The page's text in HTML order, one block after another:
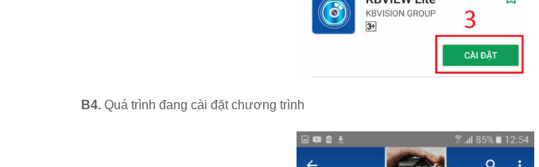
B4. Quá trình đang cài đặt chương trình